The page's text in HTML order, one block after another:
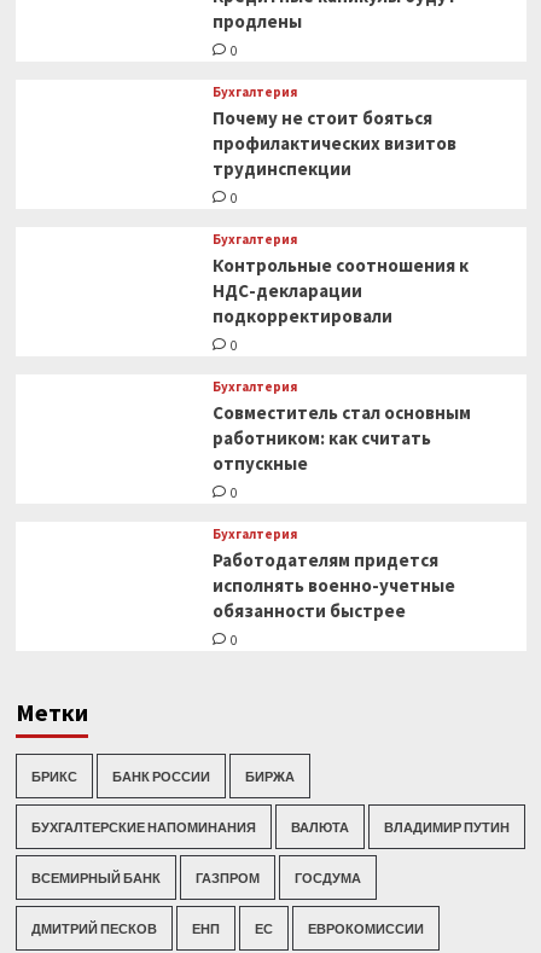
продлены
0
Бухгалтерия
Почему не стоит бояться
профилактических визитов
трудинспекции
0
Бухгалтерия
Контрольные соотношения к
НДС-декларации
подкорректировали
0
Бухгалтерия
Совместитель стал основным
работником: как считать
отпускные
0
Бухгалтерия
Работодателям придется
исполнять военно-учетные
обязанности быстрее
0
Метки
БРИКС БАНК РОССИИ БИРЖА
БУХГАЛТЕРСКИЕ НАПОМИНАНИЯ ВАЛЮТА ВЛАДИМИР ПУТИН
ВСЕМИРНЫЙ БАНК ГАЗПРОМ ГОСДУМА
ДМИТРИЙ ПЕСКОВ ЕНП ЕС ЕВРОКОМИССИИ